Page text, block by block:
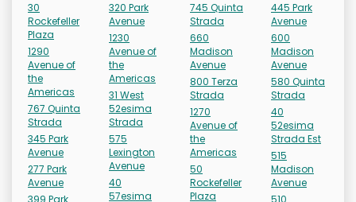
30
Rockefeller
Plaza
1290
Avenue of
the
Americas
767 Quinta
Strada
345 Park
Avenue
277 Park
Avenue
320 Park
Avenue
1230
Avenue of
the
Americas
31 West
52esima
Strada
575
Lexington
Avenue
40
57esima
745 Quinta
Strada
660
Madison
Avenue
800 Terza
Strada
1270
Avenue of
the
Americas
50
Rockefeller
Plaza
445 Park
Avenue
600
Madison
Avenue
580 Quinta
Strada
40
52esima
Strada Est
515
Madison
Avenue